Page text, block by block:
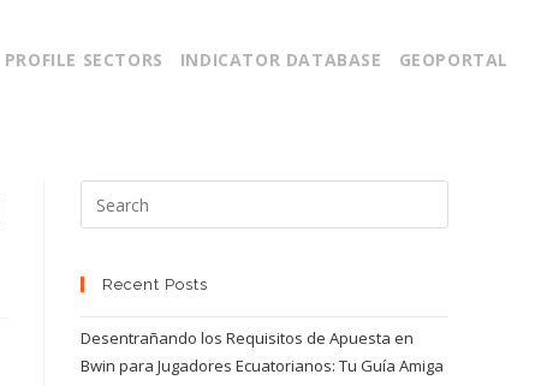
PROFILE SECTORS INDICATOR DATABASE GEOPORTAL
Recent Posts
Desentrañando los Requisitos de Apuesta en
Bwin para Jugadores Ecuatorianos: Tu Guía Amiga